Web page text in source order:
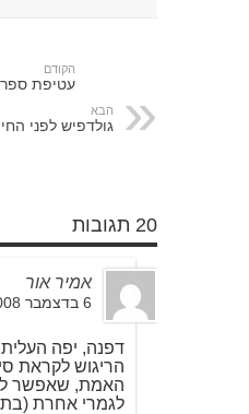
הקודם
עטיפת
הבא
גולדפיש לפני
20 תגובות
אמיר אור
6 בדצמבר 2008 ב 21:44
דפנה, יפה
הריגוש לקראת
האמת, שאפשר
לגמרי אחרת